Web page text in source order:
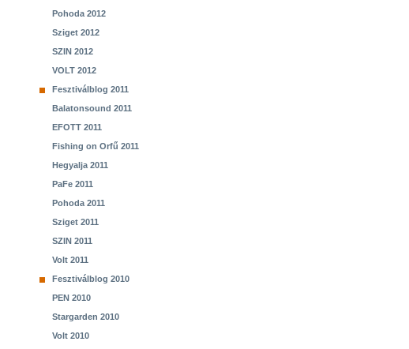
Pohoda 2012
Sziget 2012
SZIN 2012
VOLT 2012
Fesztiválblog 2011
Balatonsound 2011
EFOTT 2011
Fishing on Orfű 2011
Hegyalja 2011
PaFe 2011
Pohoda 2011
Sziget 2011
SZIN 2011
Volt 2011
Fesztiválblog 2010
PEN 2010
Stargarden 2010
Volt 2010